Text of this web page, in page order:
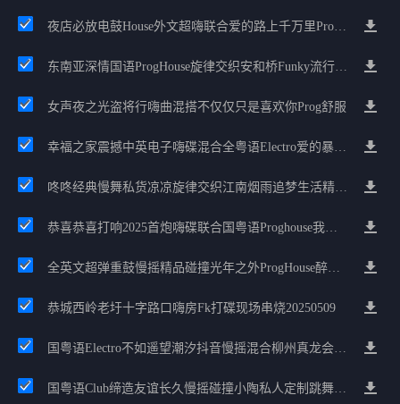
夜店必放电鼓House外文超嗨联合爱的路上千万里Prog包房漫步上头
东南亚深情国语ProgHouse旋律交织安和桥Funky流行情怀串烧
女声夜之光盗将行嗨曲混搭不仅仅只是喜欢你Prog舒服
幸福之家震撼中英电子嗨碟混合全粤语Electro爱的暴风雨广州雄雄精选
咚咚经典慢舞私货凉凉旋律交织江南烟雨追梦生活精选串烧
恭喜恭喜打响2025首炮嗨碟联合国粤语Proghouse我要怎么说我不爱你
全英文超弹重鼓慢摇精品碰撞光年之外ProgHouse醉美抒情节奏
恭城西岭老圩十字路口嗨房fk打碟现场串烧20250509
国粤语Electro不如遥望潮汐抖音慢摇混合柳州真龙会K吧小厅小康混音
国粤语Club缔造友谊长久慢摇碰撞小陶私人定制跳舞大碟